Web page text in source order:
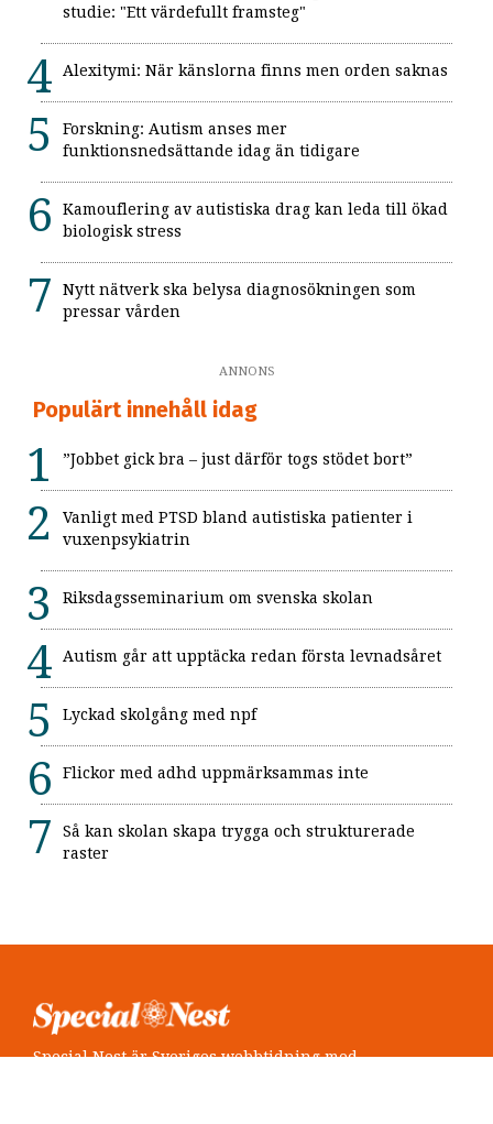
studie: "Ett värdefullt framsteg"
Alexitymi: När känslorna finns men orden saknas
Forskning: Autism anses mer
funktionsnedsättande idag än tidigare
Kamouflering av autistiska drag kan leda till ökad
biologisk stress
Nytt nätverk ska belysa diagnosökningen som
pressar vården
ANNONS
Populärt innehåll idag
”Jobbet gick bra – just därför togs stödet bort”
Vanligt med PTSD bland autistiska patienter i
vuxenpsykiatrin
Riksdagsseminarium om svenska skolan
Autism går att upptäcka redan första levnadsåret
Lyckad skolgång med npf
Flickor med adhd uppmärksammas inte
Så kan skolan skapa trygga och strukturerade
raster
Special Nest är Sveriges webbtidning med